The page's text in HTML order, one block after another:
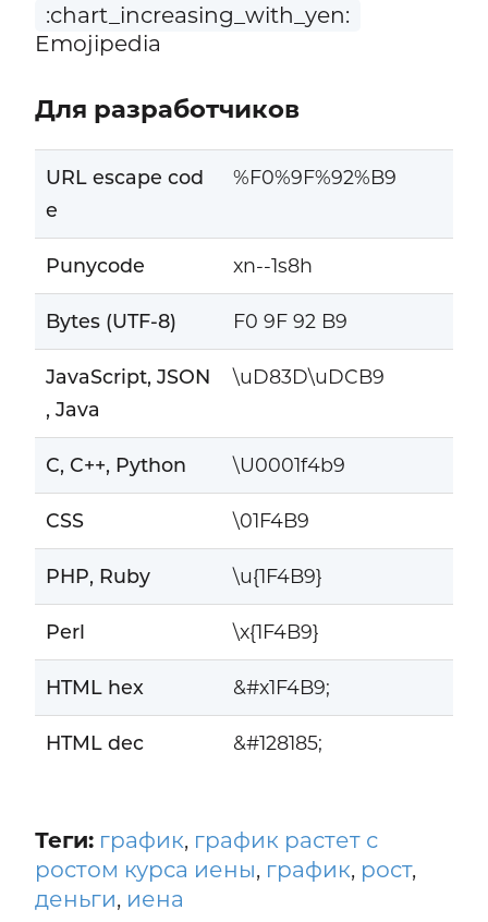
:chart_increasing_with_yen:
Emojipedia
Для разработчиков
URL escape cod
e
%F0%9F%92%B9
Punycode xn--1s8h
Bytes (UTF-8) F0 9F 92 B9
JavaScript, JSON
, Java
\uD83D\uDCB9
C, C++, Python \U0001f4b9
CSS \01F4B9
PHP, Ruby \u{1F4B9}
Perl \x{1F4B9}
HTML hex &#x1F4B9;
HTML dec &#128185;
Теги: график, график растет с
ростом курса иены, график, рост,
деньги, иена